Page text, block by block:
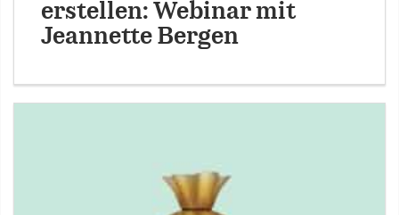
erstellen: Webinar mit
Jeannette Bergen